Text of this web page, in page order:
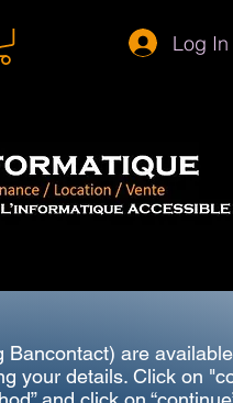
Log In
Bancontact) are
your details. Click on